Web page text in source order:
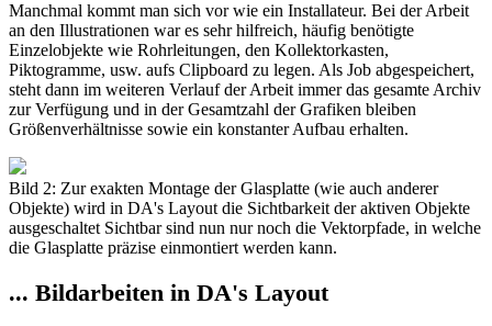
Manchmal kommt man sich vor wie ein Installateur. Bei der Arbeit
an den Illustrationen war es sehr hilfreich, häufig benötigte
Einzelobjekte wie Rohrleitungen, den Kollektorkasten,
Piktogramme, usw. aufs Clipboard zu legen. Als Job abgespeichert,
steht dann im weiteren Verlauf der Arbeit immer das gesamte Archiv
zur Verfügung und in der Gesamtzahl der Grafiken bleiben
Größenverhältnisse sowie ein konstanter Aufbau erhalten.
Bild 2: Zur exakten Montage der Glasplatte (wie auch anderer
Objekte) wird in DA's Layout die Sichtbarkeit der aktiven Objekte
ausgeschaltet Sichtbar sind nun nur noch die Vektorpfade, in welche
die Glasplatte präzise einmontiert werden kann.
... Bildarbeiten in DA's Layout